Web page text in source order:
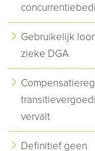
Gebruikelijk
zieke DGA
vervalt
Definitief geen